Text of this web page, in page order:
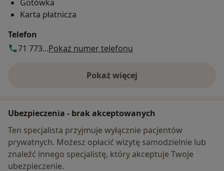
Gotówka
Karta płatnicza
Telefon
71 773...Pokaż numer telefonu
Pokaż więcej
o adresie
Ubezpieczenia - brak akceptowanych
Ten specjalista przyjmuje wyłącznie pacjentów
prywatnych. Możesz opłacić wizytę samodzielnie lub
znaleźć innego specjalistę, który akceptuje Twoje
ubezpieczenie.